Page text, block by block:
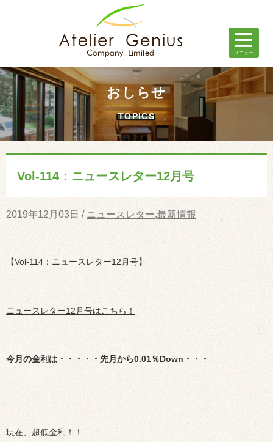
おしらせ
TOPICS
Vol-114：ニュースレター12月号
2019年12月03日 / ニュースレター,最新情報
【Vol-114：ニュースレター12月号】
ニュースレター12月号はこちら！
今月の金利は・・・・・先月から0.01％Down・・・
現在、超低金利！！